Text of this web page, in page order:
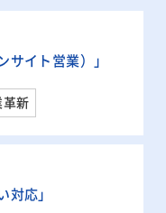
サイト営業）」
革新
対応」